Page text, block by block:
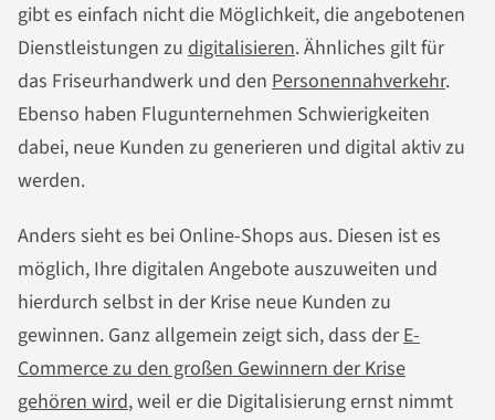
gibt es einfach nicht die Möglichkeit, die angebotenen
Dienstleistungen zu digitalisieren. Ähnliches gilt für
das Friseurhandwerk und den Personennahverkehr.
Ebenso haben Flugunternehmen Schwierigkeiten
dabei, neue Kunden zu generieren und digital aktiv zu
werden.
Anders sieht es bei Online-Shops aus. Diesen ist es
möglich, Ihre digitalen Angebote auszuweiten und
hierdurch selbst in der Krise neue Kunden zu
gewinnen. Ganz allgemein zeigt sich, dass derE-
Commerce zu den großen Gewinnern der Krise
gehören wird, weil er die Digitalisierung ernst nimmt